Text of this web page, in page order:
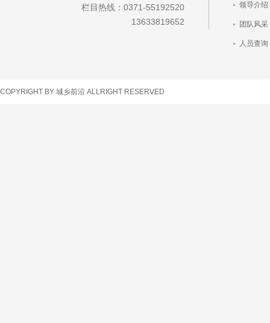
栏目热线：0371-55192520
13633819652
领导介绍
团队风采
人员查询
COPYRIGHT BY 城乡前沿 ALLRIGHT RESERVED